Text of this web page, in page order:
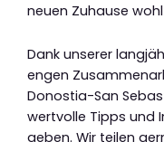
neuen Zuhause
Dank unserer
engen
Donostia-San
wertvolle Tipps und
geben. Wir teilen